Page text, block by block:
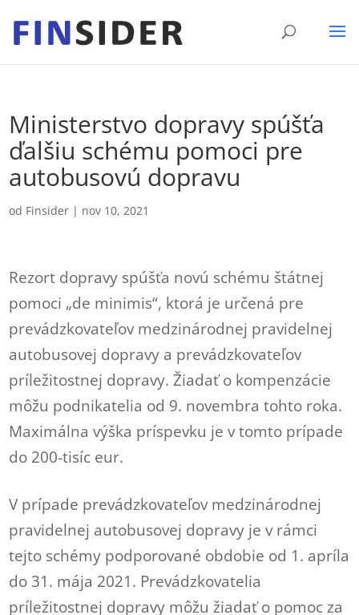
Ministerstvo dopravy spúšťa
ďalšiu schému pomoci pre
autobusovú dopravu
od Finsider | nov 10, 2021
Rezort dopravy spúšťa novú schému štátnej
pomoci „de minimis“, ktorá je určená pre
prevádzkovateľov medzinárodnej pravidelnej
autobusovej dopravy a prevádzkovateľov
príležitostnej dopravy. Žiadať o kompenzácie
môžu podnikatelia od 9. novembra tohto roka.
Maximálna výška príspevku je v tomto prípade
do 200-tisíc eur.
V prípade prevádzkovateľov medzinárodnej
pravidelnej autobusovej dopravy je v rámci
tejto schémy podporované obdobie od 1. apríla
do 31. mája 2021. Prevádzkovatelia
príležitostnej dopravy môžu žiadať o pomoc za